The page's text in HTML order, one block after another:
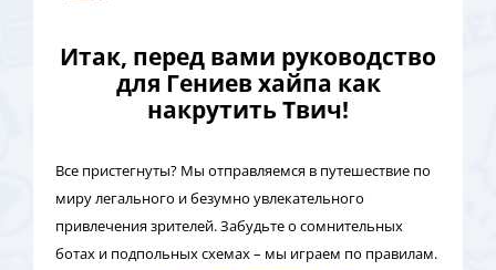
Итак, перед вами руководство
для Гениев хайпа как
накрутить Твич!
Все пристегнуты? Мы отправляемся в путешествие по
миру легального и безумно увлекательного
привлечения зрителей. Забудьте о сомнительных
ботах и подпольных схемах – мы играем по правилам.